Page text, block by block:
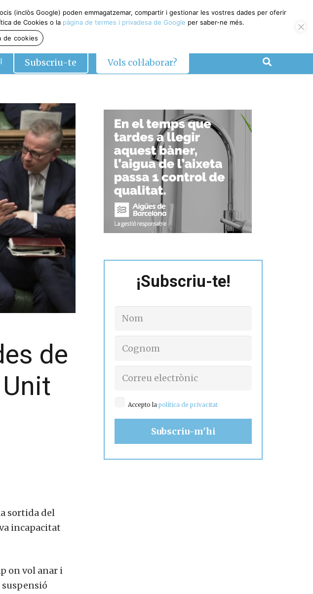
Subscriu-te Vols col·laborar?
de
sortida del
incapacitat
on vol anar i
suspensió
¡Subscriu-te!
Accepto lapolítica de privacitat
(inclòs Google) poden emmagatzemar, compartir i gestionar les vostres dades per oferir
de Cookies o la pàgina de termes i privadesa de Google per saber-ne més.
de cookies